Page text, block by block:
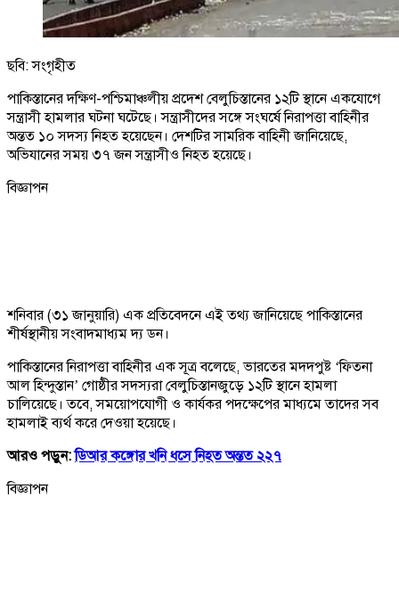
ছবি: সংগৃহীত
পাকিস্তানের দক্ষিণ-পশ্চিমাঞ্চলীয় প্রদেশ বেলুচিস্তানের ১২টি স্থানে একযোগে
সন্ত্রাসী হামলার ঘটনা ঘটেছে। সন্ত্রাসীদের সঙ্গে সংঘর্ষে নিরাপত্তা বাহিনীর
অন্তত ১০ সদস্য নিহত হয়েছেন। দেশটির সামরিক বাহিনী জানিয়েছে,
অভিযানের সময় ৩৭ জন সন্ত্রাসীও নিহত হয়েছে।
বিজ্ঞাপন
শনিবার (৩১ জানুয়ারি) এক প্রতিবেদনে এই তথ্য জানিয়েছে পাকিস্তানের
শীর্ষস্থানীয় সংবাদমাধ্যম দ্য ডন।
পাকিস্তানের নিরাপত্তা বাহিনীর এক সূত্র বলেছে, ভারতের মদদপুষ্ট ‘ফিতনা
আল হিন্দুস্তান’ গোষ্ঠীর সদস্যরা বেলুচিস্তানজুড়ে ১২টি স্থানে হামলা
চালিয়েছে। তবে, সময়োপযোগী ও কার্যকর পদক্ষেপের মাধ্যমে তাদের সব
হামলাই ব্যর্থ করে দেওয়া হয়েছে।
আরও পড়ুন:ডিআর কঙ্গোর খনি ধসে নিহত অন্তত ২২৭
বিজ্ঞাপন